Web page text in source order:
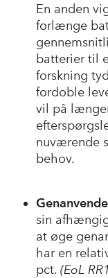
En anden
forlænge
batterier til
forskning
fordoble
vil på
nuværende
behov.
sin
at øge
har en
pct. (EoL